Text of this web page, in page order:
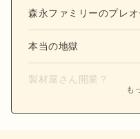
森永ファミリーのプレ
本当の地獄
製材屋さん開業？
も